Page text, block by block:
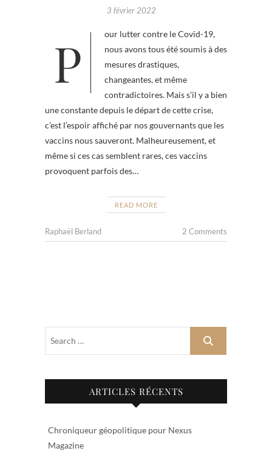
3 février 2022
Pour lutter contre le Covid-19,
nous avons tous été soumis à des
mesures drastiques,
changeantes, et même
contradictoires. Mais s’il y a bien
une constante depuis le départ de cette crise,
c’est l’espoir affiché par nos gouvernants que les
vaccins nous sauveront. Malheureusement, et
même si ces cas semblent rares, ces vaccins
provoquent parfois des…
READ MORE
Raphaël Berland 2 Comments
ARTICLES RÉCENTS
Chroniqueur géopolitique pour Nexus
Magazine